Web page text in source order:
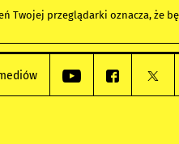
Twojej przeglądarki oznacza, że